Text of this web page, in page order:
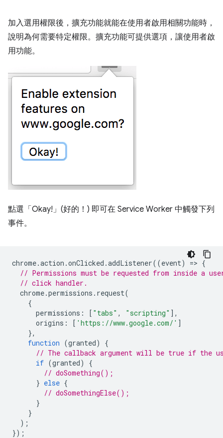
加入選用權限後，擴充功能就能在使用者啟用相關功能時，
說明為何需要特定權限。擴充功能可提供選項，讓使用者啟
用功能。
點選「Okay!」(好的！) 即可在 Service Worker 中觸發下列
事件。
chrome.action .onClicked .addListener((event) => {
// Permissions must be requested from inside a
// click handler.
chrome.permissions . request(
{
permissions : [ "tabs" , "scripting" ],
origins : [ 'https://www.google.com/' ]
},
function (granted)
{
// The callback argument will be true if the
if (granted)
{
// doSomething();
} else {
// doSomethingElse();
}
}
);
});